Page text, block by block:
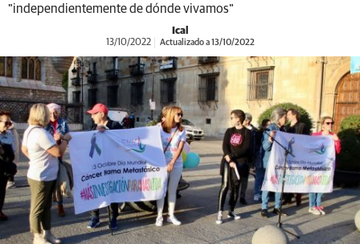
"independientemente de dónde vivamos"
Ical
13/10/2022 Actualizado a 13/10/2022